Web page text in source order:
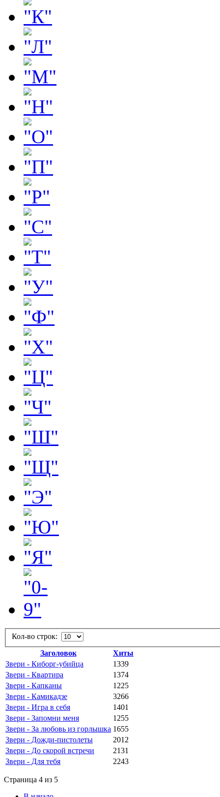
Кол-во строк:
Заголовок
Хиты
Звери - Киборг-убийца
1339
Звери - Квартира
1374
Звери - Капканы
1225
Звери - Камикадзе
3266
Звери - Игра в себя
1401
Звери - Запомни меня
1255
Звери - За любовь из горлышка 1655
Звери - Дожди-пистолеты
2012
Звери - До скорой встречи
2131
Звери - Для тебя
2243
Страница 4 из 5